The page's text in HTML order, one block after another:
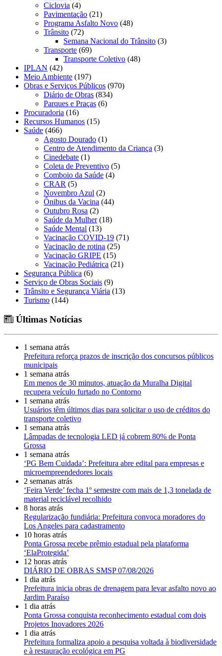
Ciclovia (4)
Pavimentação (21)
Programa Asfalto Novo (48)
Trânsito (72)
Semana Nacional do Trânsito (3)
Transporte (69)
Transporte Coletivo (48)
IPLAN (42)
Meio Ambiente (197)
Obras e Serviços Públicos (970)
Diário de Obras (834)
Parques e Praças (6)
Procuradoria (16)
Recursos Humanos (15)
Saúde (466)
Agosto Dourado (1)
Centro de Atendimento da Criança (3)
Cinedebate (1)
Coleta de Preventivo (5)
Comboio da Saúde (4)
CRAR (5)
Novembro Azul (2)
Ônibus da Vacina (44)
Outubro Rosa (2)
Saúde da Mulher(18)
Saúde Mental (13)
Vacinação COVID-19 (71)
Vacinação de rotina (25)
Vacinação GRIPE (15)
Vacinação Pediátrica (21)
Segurança Pública (6)
Serviço de Obras Sociais (9)
Trânsito e Segurança Viária (13)
Turismo (144)
Últimas Notícias
1 semana atrás
Prefeitura reforça prazos de inscrição dos concursos públicos
municipais
1 semana atrás
Em menos de 30 minutos, atuação da Muralha Digital
recupera veículo furtado no Contorno
1 semana atrás
Usuários têm últimos dias para solicitar o uso de créditos do
transporte coletivo
1 semana atrás
Lâmpadas de tecnologia LED já cobrem 80% de Ponta
Grossa
1 semana atrás
‘PG Bem Cuidada’: Prefeitura abre edital para empresas e
microempreendedores locais
2 semanas atrás
‘Feira Verde’ fecha 1º semestre com mais de 1,3 tonelada de
material reciclável recolhido
8 horas atrás
Regularização fundiária: Prefeitura convoca moradores do
Los Angeles para cadastramento
10 horas atrás
Ponta Grossa recebe prêmio estadual pela plataforma
‘ElaProtegida’
12 horas atrás
DIÁRIO DE OBRAS SMSP 07/08/2026
1 dia atrás
Prefeitura inicia obras de drenagem para levar asfalto novo ao
Jardim Paraíso
1 dia atrás
Ponta Grossa conquista reconhecimento estadual com dois
Projetos Inovadores 2026
1 dia atrás
Prefeitura formaliza apoio a pesquisa voltada à biodiversidade
e à restauração ecológica em PG